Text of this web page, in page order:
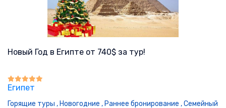
Новый Год в Египте от 740$ за тур!
Египет
Горящие туры , Новогодние , Раннее бронирование ,Семейный